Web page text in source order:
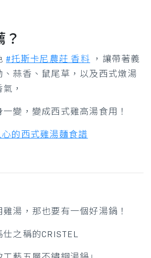
？
#托斯卡尼農莊 香料 ，讓帶著義
、蒜香、鼠尾草，以及西式燉湯
，
變，變成西式雞高湯食用！
的西式雞湯麵食譜
湯，那也要有一個好湯鍋！
之稱的CRISTEL